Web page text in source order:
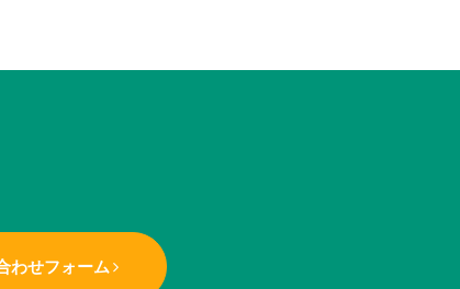
わせフォーム